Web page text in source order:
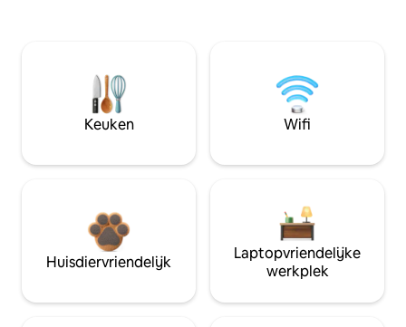
Keuken Wifi
Huisdiervriendelijk
Laptopvriendelijke
werkplek